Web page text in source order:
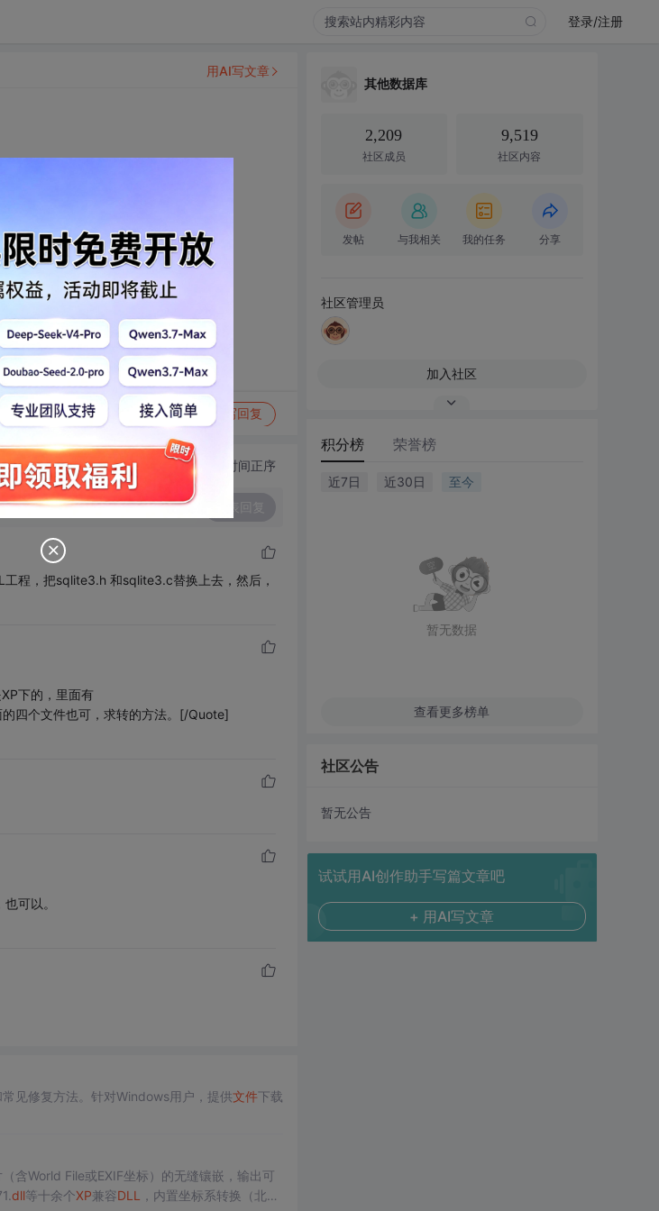
登录/注册
享下，谢谢。
不是
XP下的，里面有
的四个文件也可，求转的方法。
举报 写回复
用AI写文章
切换为时间正序
程，把sqlite3.h 和sqlite3.c替换上去，然后，
下的，里面有
四个文件也可，求转的方法。[/Quote]
可以。
见修复方法。针对Windows用户，提供文件下载
含World File或EXIF坐标）的无缝镶嵌，输出可
dll等十余个XP兼容DLL
，内置坐标系转换（北京
其他数据库
2,209
社区成员
9,519
社区内容
发帖 与我相关 我的任务 分享
社区管理员
加入社区
积分榜 荣誉榜
近7日 近30日 至今
暂无数据
查看更多榜单
社区公告
暂无公告
试试用AI创作助手写篇文章吧
+ 用AI写文章